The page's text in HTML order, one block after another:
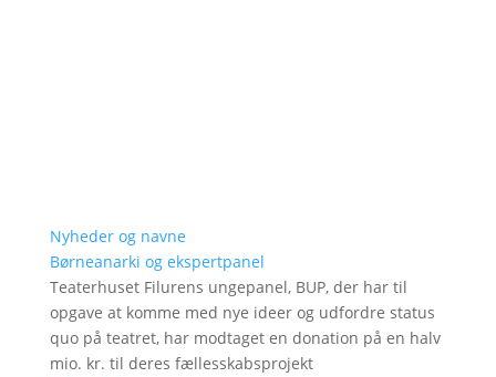
Nyheder og navne
Børneanarki og ekspertpanel
Teaterhuset Filurens ungepanel, BUP, der har til
opgave at komme med nye ideer og udfordre status
quo på teatret, har modtaget en donation på en halv
mio. kr. til deres fællesskabsprojekt